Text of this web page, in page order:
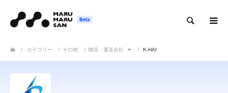
カテゴリー その他 物流・運送会社 K-HAI